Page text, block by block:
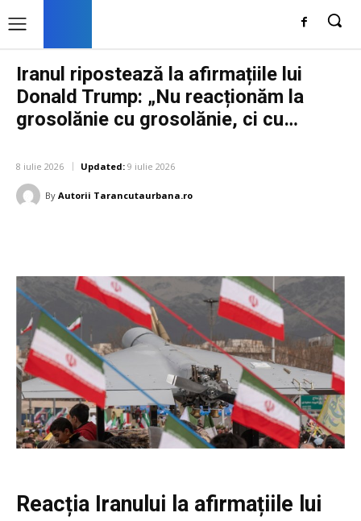
Iranul ripostează la afirmațiile lui
Donald Trump: „Nu reacționăm la
grosolănie cu grosolănie, ci cu…
8 iulie 2026 Updated: 9 iulie 2026
By Autorii Tarancutaurbana.ro
Reacția Iranului la afirmațiile lui